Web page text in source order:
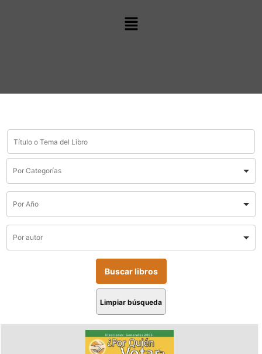
Limpiar búsqueda